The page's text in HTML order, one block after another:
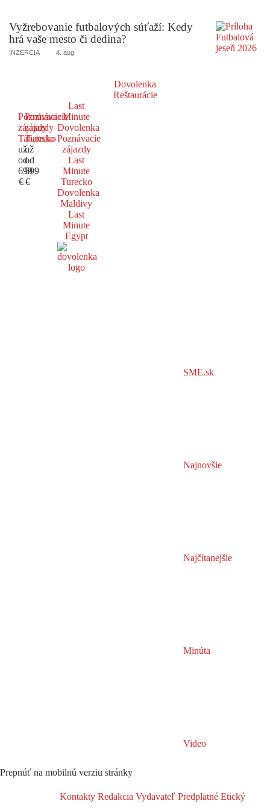
Vyžrebovanie futbalových súťaží: Kedy
hrá vaše mesto či dedina?
INZERCIA 4. aug
Dovolenka
Reštaurácie
Poznávacie
zájazdy
Taliansko
už
od
699
€
Poznávacie
zájazdy
Turecko
už
od
599
€
Last
Minute
Dovolenka
Poznávacie
zájazdy
Last
Minute
Turecko
Dovolenka
Maldivy
Last
Minute
Egypt
SME.sk
Najnovšie
Najčítanejšie
Minúta
Video
Prepnúť na mobilnú verziu stránky
Kontakty Redakcia Vydavateľ Predplatné Etický